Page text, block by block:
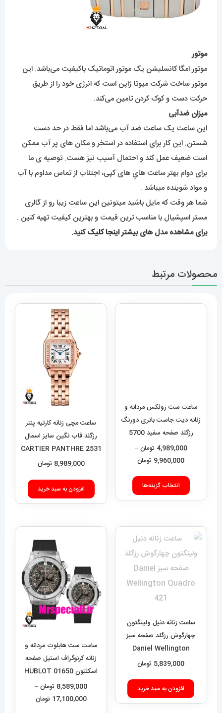
موتور
موتور امگا کانسلیشن یک موتور اتوماتیک باکیفیت می‌باشد. این
موتور ساخت شرکت میوتا ژاپن است که انرژی خود را از طریق
حرکت دست و کوک کردن تامین می‌کند.
میزان ضدآبی
این ساعت یک ساعت ضد آب می‌باشد اما فقط در حد دست
شستن. این کار برای استفاده در استخر و مکان های پر آب ممکن
است ضعیف عمل کند و احتمال آسیب نیز هست. توصیه ی ما
برای دوام بهتر ساعت هایِ های کپی، اجتناب از تماس مداوم با آب
و مواد شوینده میباشد .
شما هر وقت که مایل باشید میتونین این ساعت زیبا رو از گالری
مستر اسپشیال با مناسب ترین قیمت و بهترین کیفیت تهیه کنین .
برای مشاهده مدل های بیشتراینجا کلیککنید.
محصولات مرتبط
ساعت ست رولکس مردانه و
زنانه دیت جاست باتری دورنگ
رزگلد صفحه سفید 5700
Rolex Date just
4,989,000تومان–
9,960,000تومانمحدوده
قیمت:
4,989,000 تومان
9,960,000 تومان
انتخاب گزینه‌ها
این
مختلفی
باشد.
ممکن
است
محصول
انتخاب
ساعت مچی زنانه کارتیه پنتر
رزگلد قاب نگین سایز اسمال
CARTIER PANTHRE 2531
8,989,000 تومان
افزودن به سبد خرید
ساعت زنانه دنیل ولینگتون
چهارگوش رزگلد صفحه سبز
Daniel Wellington
افزودن به سبد خرید
ساعت ست هابلوت مردانه و
زنانه کرنوگراف استیل صفحه
اسکلتون 01650 HUBLOT
BIG BANG
8,589,000تومان–